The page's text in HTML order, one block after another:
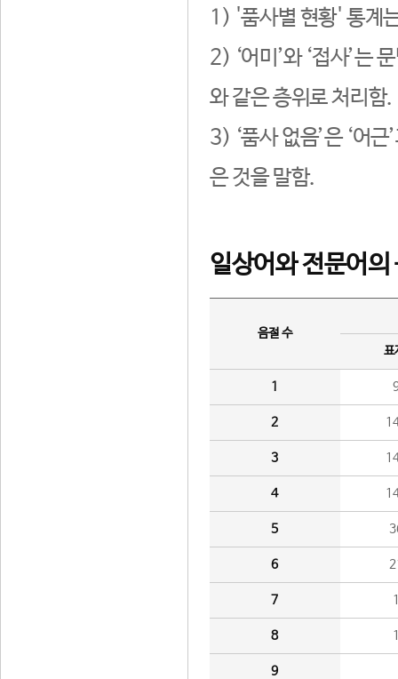
1) '품사별 현황' 통계
2) ‘어미’와 ‘접사’는
와 같은 층위로 처리함.
3) ‘품사 없음’은 ‘어
은 것을 말함.
일상어와 전문어의
음절 수
표
1
2
3
4
5
6
7
8
9